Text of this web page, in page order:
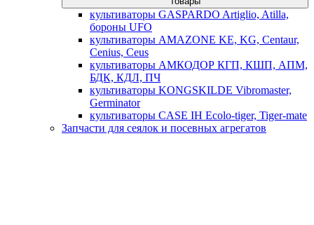
культиваторы GASPARDO Artiglio, Atilla,
бороны UFO
культиваторы AMAZONE KE, KG, Centaur,
Cenius, Ceus
культиваторы АМКОДОР КГП, КШП, АПМ,
БДК, КДЛ, ПЧ
культиваторы KONGSKILDE Vibromaster,
Germinator
культиваторы CASE IH Ecolo-tiger, Tiger-mate
Запчасти для сеялок и посевных агрегатов